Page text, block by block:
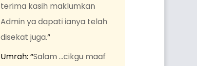
terima kasih maklumkan
Admin ya dapati ianya telah
disekat juga.”
Umrah: “Salam …cikgu maaf